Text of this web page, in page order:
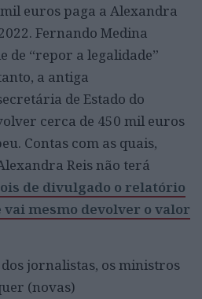
euros paga a Alexandra
Fernando Medina
de “repor a legalidade”
a antiga
de Estado do
cerca de 450 mil euros
Contas com as quais,
Reis não terá
de divulgado o relatório
vai mesmo devolver o valor
jornalistas, os ministros
(novas)